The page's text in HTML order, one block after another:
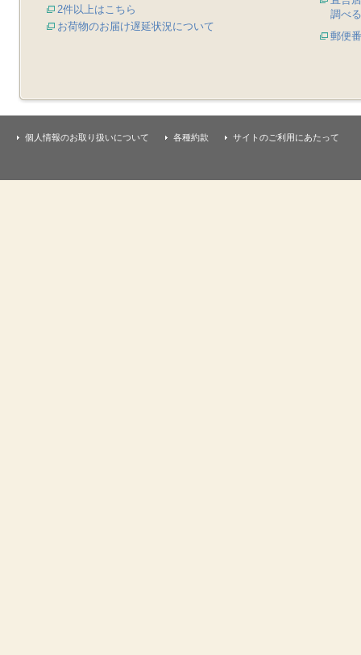
2件以上はこちら
お荷物のお届け遅延状況について
調べる
郵便
個人情報のお取り扱いについて 各種約款 サイトのご利用にあたって